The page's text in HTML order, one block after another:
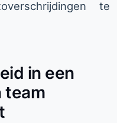
te
in een
team